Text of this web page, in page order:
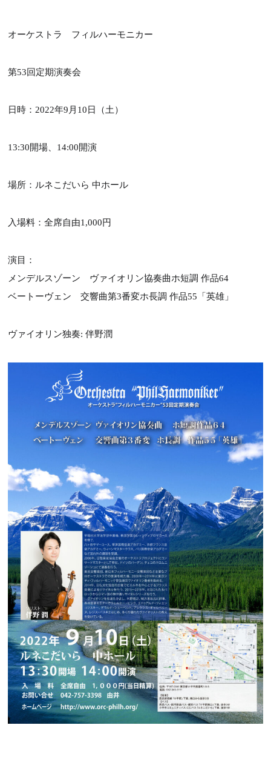
TOP
レッスン案内
Tel : 090-8504-5567
オーケストラ フィルハーモニカー
第53回定期演奏会
日時：2022年9月10日（土）
13:30開場、14:00開演
場所：ルネこだいら 中ホール
入場料：全席自由1,000円
演目：
メンデルスゾーン ヴァイオリン協奏曲ホ短調 作品64
ベートーヴェン 交響曲第3番変ホ長調 作品55「英雄」
ヴァイオリン独奏: 伴野潤